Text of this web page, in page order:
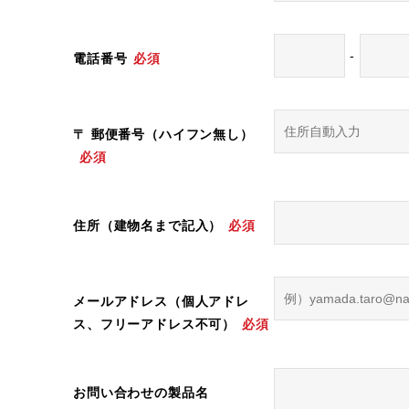
電話番号 必須 -
〒 郵便番号（ハイフン無し）
必須
住所（建物名まで記入） 必須
メールアドレス（個人アドレ
ス、フリーアドレス不可）
必須
お問い合わせの製品名